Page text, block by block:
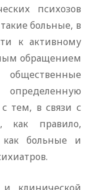
психозов
больные, в
к активному
обращением
тем, в связи с
как правило,
как больные и